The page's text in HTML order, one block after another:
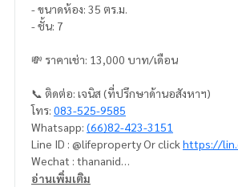
- ขนาดห้อง: 35 ตร.ม.
- ชั้น: 7
💸 ราคาเช่า: 13,000 บาท/เดือน
📞 ติดต่อ: เจนิส (ที่ปรึกษาด้านอสังหาฯ)
โทร: 083-525-9585
Whatsapp: (66)82-423-3151
Line ID : @lifeproperty Or click https://
Wechat : thananid
อีเมล:lifeproperty.bkk@gmail.com
อ่านเพิ่มเติม